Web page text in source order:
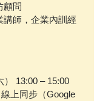
顧問
講師，企業內訓經
） 13:00 – 15:00
線上同步（Google